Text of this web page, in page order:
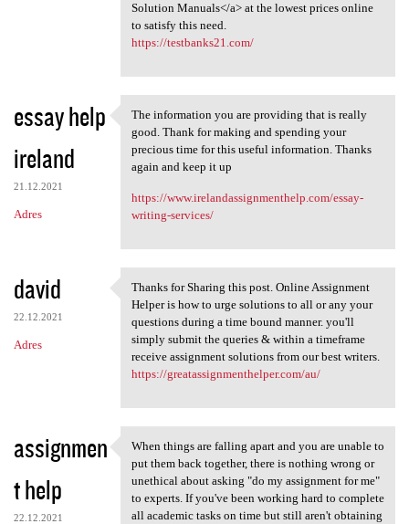
Solution Manuals</a> at the lowest prices online
to satisfy this need.
https://testbanks21.com/
essay help
ireland
21.12.2021
Adres
The information you are
The information you are providing that is really
good. Thank for making and spending your
precious time for this useful information. Thanks
again and keep it up
https://www.irelandassignmenthelp.com/essay-
writing-services/
david
22.12.2021
Adres
Thanks for Sharing this post.
Thanks for Sharing this post. Online Assignment
Helper is how to urge solutions to all or any your
questions during a time bound manner. you'll
simply submit the queries & within a timeframe
receive assignment solutions from our best writers.
https://greatassignmenthelper.com/au/
assignmen
t help
22.12.2021
When things are falling apart
When things are falling apart and you are unable to
put them back together, there is nothing wrong or
unethical about asking "do my assignment for me"
to experts. If you've been working hard to complete
all academic tasks on time but still aren't obtaining